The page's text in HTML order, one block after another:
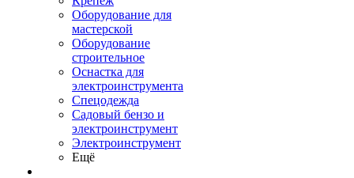
Оборудование для
мастерской
Оборудование
строительное
Оснастка для
электроинструмента
Спецодежда
Садовый бензо и
электроинструмент
Электроинструмент
Ещё